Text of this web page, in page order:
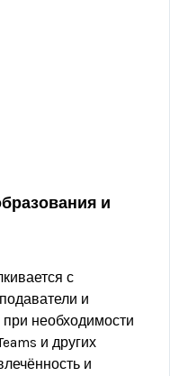
и
с
и
необходимости
и других
и